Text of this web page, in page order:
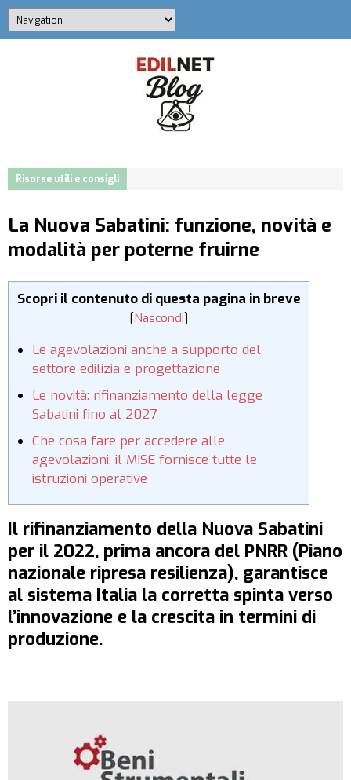
Risorse utili e consigli
La Nuova Sabatini: funzione, novità e
modalità per poterne fruirne
Scopri il contenuto di questa pagina in breve
[Nascondi]
Le agevolazioni anche a supporto del
settore edilizia e progettazione
Le novità: rifinanziamento della legge
Sabatini fino al 2027
Che cosa fare per accedere alle
agevolazioni: il MISE fornisce tutte le
istruzioni operative
Il rifinanziamento della Nuova Sabatini
per il 2022, prima ancora del PNRR (Piano
nazionale ripresa resilienza), garantisce
al sistema Italia la corretta spinta verso
l’innovazione e la crescita in termini di
produzione.